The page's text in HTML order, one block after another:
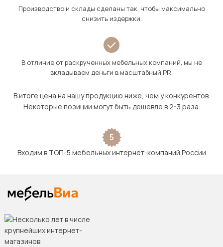
Производство и склады сделаны так, чтобы максимально
снизить издержки.
В отличие от раскрученных мебельных компаний, мы не
вкладываем деньги в масштабный PR.
В итоге цена на нашу продукцию ниже, чем у конкурентов.
Некоторые позиции могут быть дешевле в 2-3 раза.
5
Входим в ТОП-5 мебельных интернет-компаний России